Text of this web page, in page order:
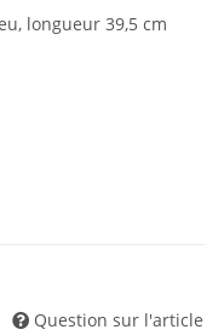
longueur 39,5 cm
Question sur l'article